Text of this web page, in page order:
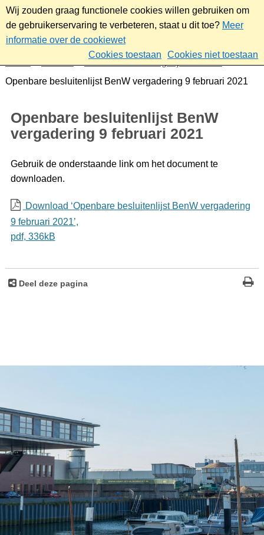
Wij zouden graag functionele cookies willen gebruiken om
de gebruikerservaring te verbeteren, staat u dit toe? Meer
informatie over de cookiewet
Cookies toestaan
Cookies niet toestaan
Gemeenteraad/Dagelijks bestuur
Openbare besluitenlijst BenW vergadering 9 februari 2021
Openbare besluitenlijst BenW
vergadering 9 februari 2021
Gebruik de onderstaande link om het document te
downloaden.
Download ‘Openbare besluitenlijst BenW vergadering
9 februari 2021’,
pdf, 336kB
Deel deze pagina